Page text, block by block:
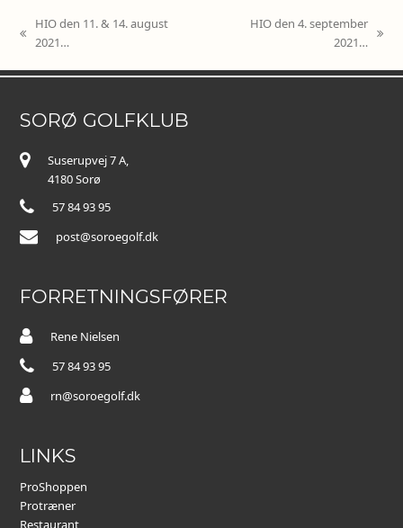
previous
HIO den 11. & 14. august
2021…
HIO den 4. september
2021…
SORØ GOLFKLUB
Suserupvej 7 A,
4180 Sorø
57 84 93 95
post@soroegolf.dk
FORRETNINGSFØRER
Rene Nielsen
57 84 93 95
rn@soroegolf.dk
LINKS
ProShoppen
Protræner
Restaurant